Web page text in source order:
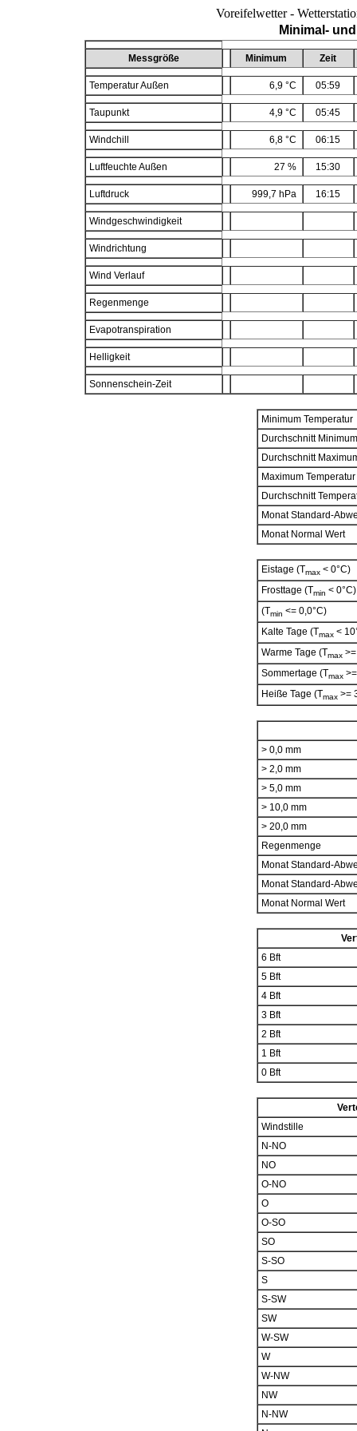
Voreifelwetter -
Minimal-
Messgröße Minimum Zeit
Temperatur Außen 6,9 °C 05:59
Taupunkt 4,9 °C 05:45
Windchill 6,8 °C 06:15
Luftfeuchte Außen 27 % 15:30
Luftdruck 999,7 hPa 16:15
Windgeschwindigkeit
Windrichtung
Wind Verlauf
Regenmenge
Evapotranspiration
Helligkeit
Sonnenschein-Zeit
Minimum Temperatur
Durchschnitt
Durchschnitt
Maximum Temperatur
Durchschnitt
Monat Standard-
Monat Normal Wert
Eistage (Tmax< 0°C)
Frosttage (Tmin < 0°C)
(Tmin <= 0,0°C)
Kalte Tage (Tmax<
Warme Tage (Tmax>=
Sommertage (Tmax>=
Heiße Tage (Tmax>=
> 0,0 mm
> 2,0 mm
> 5,0 mm
> 10,0 mm
> 20,0 mm
Regenmenge
Monat Standard-
Monat Standard-
Monat Normal Wert
6 Bft
5 Bft
4 Bft
3 Bft
2 Bft
1 Bft
0 Bft
Windstille
N-NO
NO
O-NO
O
O-SO
SO
S-SO
S
S-SW
SW
W-SW
W
W-NW
NW
N-NW